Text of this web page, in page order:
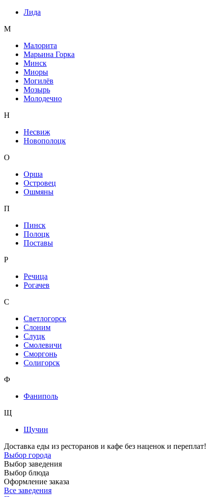
Лида
М
Малорита
Марьина Горка
Минск
Миоры
Могилёв
Мозырь
Молодечно
Н
Несвиж
Новополоцк
О
Орша
Островец
Ошмяны
П
Пинск
Полоцк
Поставы
Р
Речица
Рогачев
С
Светлогорск
Слоним
Слуцк
Смолевичи
Сморгонь
Солигорск
Ф
Фаниполь
Щ
Щучин
Доставка еды из ресторанов и кафе без наценок и переплат!
Выбор города
Выбор заведения
Выбор блюда
Оформление заказа
Все заведения